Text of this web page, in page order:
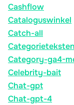
Cashflow
Cataloguswinkel
Catch-all
Categorieteksten
Category-ga4-
Celebrity-bait
Chat-gpt
Chat-gpt-4